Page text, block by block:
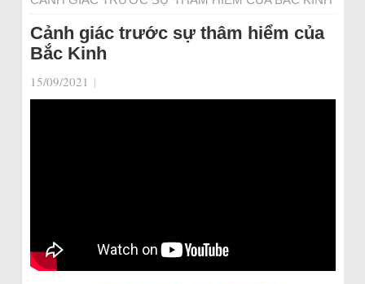
Cảnh giác trước sự thâm hiểm của
Bắc Kinh
15/09/2021 |